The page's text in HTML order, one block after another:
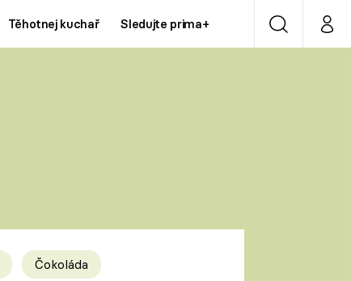
Těhotnej kuchař Sledujte prima+ VyhledáváníMůj
Čokoláda